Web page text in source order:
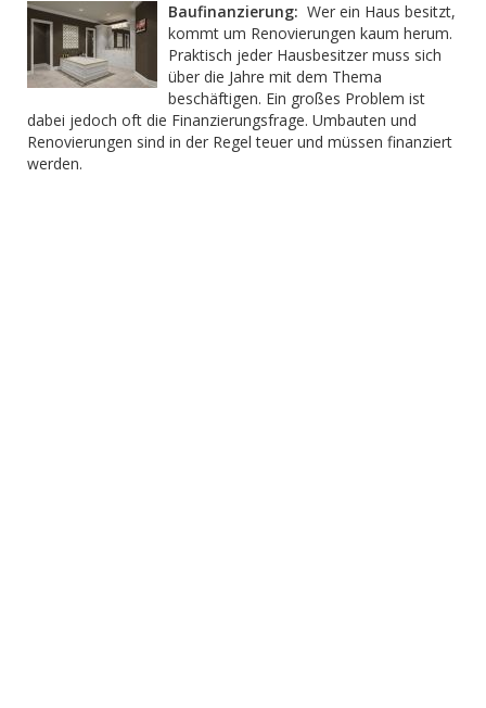
Baufinanzierung: Wer ein Haus besitzt,
kommt um Renovierungen kaum herum.
Praktisch jeder Hausbesitzer muss sich
über die Jahre mit dem Thema
beschäftigen. Ein großes Problem ist
dabei jedoch oft die Finanzierungsfrage. Umbauten und
Renovierungen sind in der Regel teuer und müssen finanziert
werden.